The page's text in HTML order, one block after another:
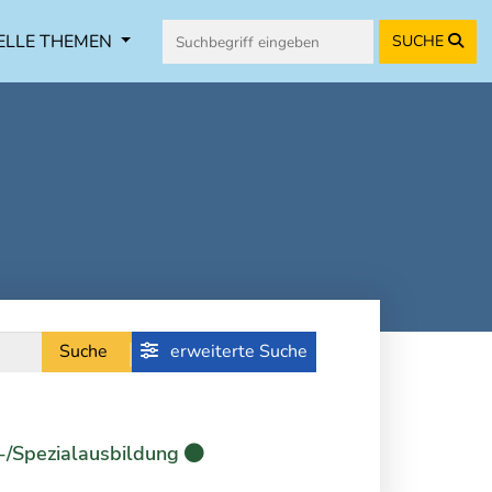
THEMEN SUCHE
Suche erweiterte Suche
Spezialausbildung